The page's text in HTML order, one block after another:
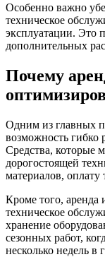
Особенно важно
техническое
эксплуатации. Это
дополнительных
Почему
Одним из главных
возможность гибко
Средства, которые
дорогостоящей
материалов, оплату
Кроме того, аренда
техническое
хранение
сезонных работ,
несколько недель в